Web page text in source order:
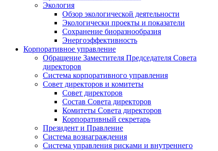
Экология
Обзор экологической деятельности
Экологически проекты и показатели
Сохранение биоразнообразия
Энергоэффективность
Корпоративное управление
Обращение Заместителя Председателя Совета
директоров
Система корпоративного управления
Совет директоров и комитеты
Совет директоров
Состав Совета директоров
Комитеты Совета директоров
Корпоративный секретарь
Президент и Правление
Система вознаграждения
Система управления рисками и внутреннего